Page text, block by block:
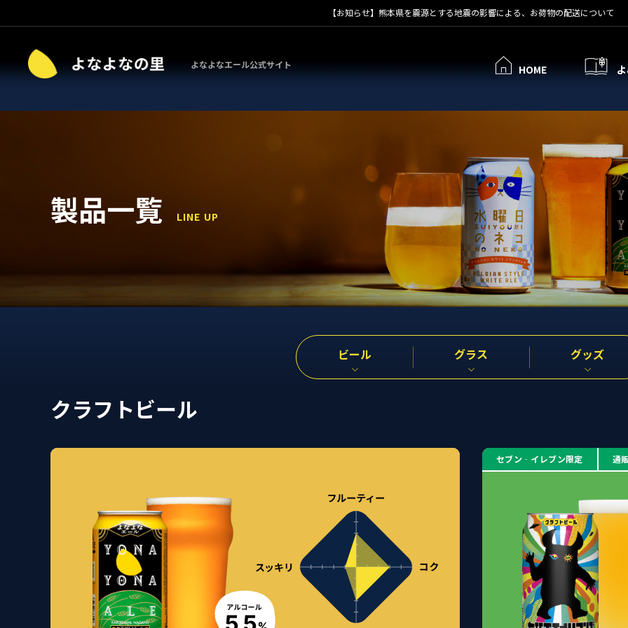
【お知らせ】熊本県を震源とする地震の影響による、お荷物の配送について
よなよなエール公式サイト HOME
製品一覧 LINE UP
ビール グラス グッズ
クラフトビール
セブン‐イレブン限定 通